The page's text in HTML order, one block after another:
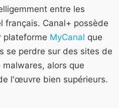
entre les
français. Canal+ possède
plateforme MyCanal que
se perdre sur des sites de
alors que
l'œuvre bien supérieurs.